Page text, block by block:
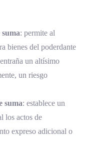
: permite al
bienes del poderdante
un altísimo
un riesgo
suma: establece un
los actos de
expreso adicional o